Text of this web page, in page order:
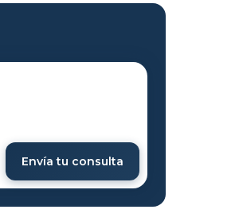
Envía tu consulta